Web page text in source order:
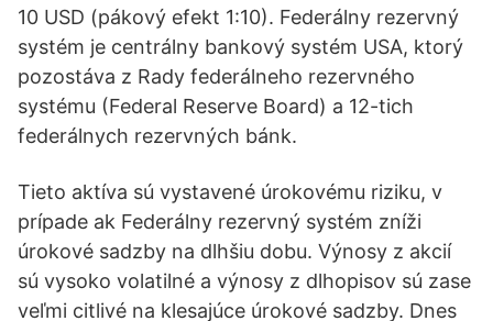
10 USD (pákový efekt 1:10). Federálny rezervný
systém je centrálny bankový systém USA, ktorý
pozostáva z Rady federálneho rezervného
systému (Federal Reserve Board) a 12-tich
federálnych rezervných bánk.
Tieto aktíva sú vystavené úrokovému riziku, v
prípade ak Federálny rezervný systém zníži
úrokové sadzby na dlhšiu dobu. Výnosy z akcií
sú vysoko volatilné a výnosy z dlhopisov sú zase
veľmi citlivé na klesajúce úrokové sadzby. Dnes